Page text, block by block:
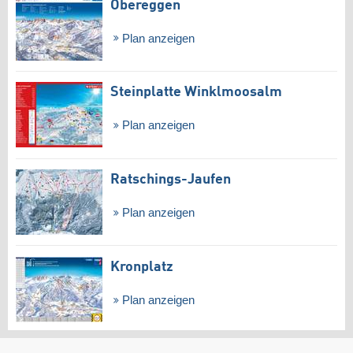
Obereggen
Plan anzeigen
Steinplatte Winklmoosalm
Plan anzeigen
Ratschings-Jaufen
Plan anzeigen
Kronplatz
Plan anzeigen